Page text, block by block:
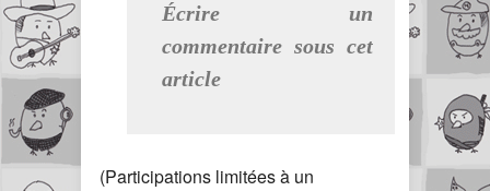
Écrire un
commentaire sous cet
article
(Participations limitées à un